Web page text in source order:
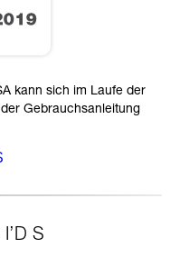
kann sich im Laufe der
Gebrauchsanleitung
S